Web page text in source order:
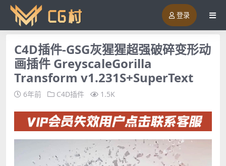
登录
C4D插件-GSG灰猩猩超强破碎变形动
画插件 GreyscaleGorilla
Transform v1.231S+SuperText
6年前 C4D插件 1.5K